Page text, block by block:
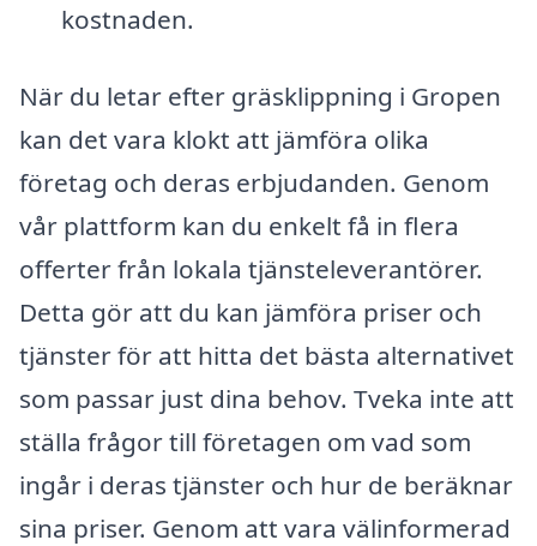
kostnaden.
När du letar efter gräsklippning i Gropen
kan det vara klokt att jämföra olika
företag och deras erbjudanden. Genom
vår plattform kan du enkelt få in flera
offerter från lokala tjänsteleverantörer.
Detta gör att du kan jämföra priser och
tjänster för att hitta det bästa alternativet
som passar just dina behov. Tveka inte att
ställa frågor till företagen om vad som
ingår i deras tjänster och hur de beräknar
sina priser. Genom att vara välinformerad